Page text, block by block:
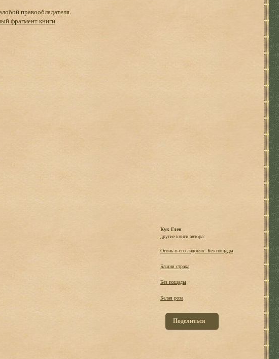
правообладателя.
фрагмент книги.
Кук Глен
другие книги автора:
Огонь в его ладонях. Без пощады
Башня страха
Без пощады
Белая роза
Поделиться